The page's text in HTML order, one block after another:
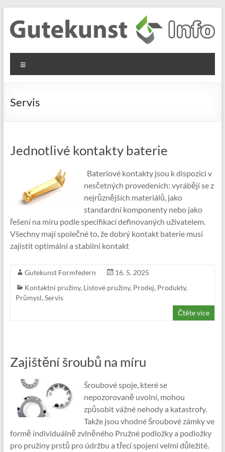
content
Gutekunst
Formfedern
GmbH
Informationen
Flachmaterial
Servis
Jednotlivé kontakty baterie
Bateriové kontakty jsou k dispozici v
nesčetných provedeních: vyrábějí se z
nejrůznějších materiálů, jako
standardní komponenty nebo jako
řešení na míru podle specifikací definovaných uživatelem.
Všechny mají společné to, že dobrý kontakt baterie musí
zajistit optimální a stabilní kontakt
Gutekunst Formfedern
16. 5. 2025
Kontaktní pružiny, Listové pružiny, Prodej, Produkty,
Průmysl, Servis
Čtěte více
Zajištění šroubů na míru
Šroubové spoje, které se
nepozorovaně uvolní, mohou
způsobit vážné nehody a katastrofy.
Takže jsou vhodné Šroubové zámky ve
formě individuálně zvlněného Pružné podložky a podložky
pro pružiny prstů pro údržbu a třecí spojení velmi důležité.